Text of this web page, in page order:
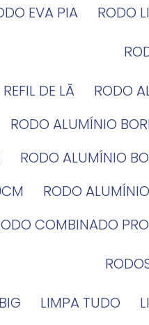
EVA PIA
RODO
REFIL DE LÃ RODO
RODO ALUMÍNIO
RODO ALUMÍNIO
RODO
RODO COMBINADO
LIMPA TUDO